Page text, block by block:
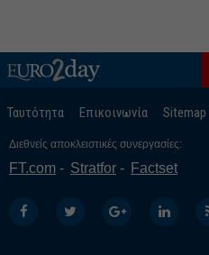
Ταυτότητα Επικοινωνία Sitemap
Διεθνείς αποκλειστικές συνεργασίες:
FT.com Stratfor Factset